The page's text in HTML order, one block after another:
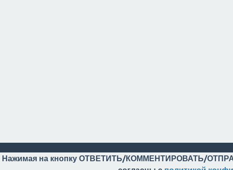
Нажимая на кнопку ОТВЕТИТЬ/КОММЕНТИРОВАТЬ/